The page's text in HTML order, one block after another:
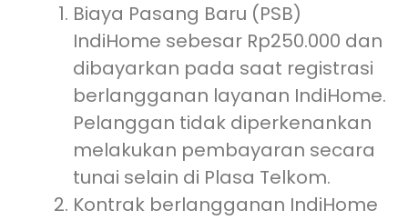
Biaya Pasang Baru (PSB)
IndiHome sebesar Rp250.000 dan
dibayarkan pada saat registrasi
berlangganan layanan IndiHome.
Pelanggan tidak diperkenankan
melakukan pembayaran secara
tunai selain di Plasa Telkom.
Kontrak berlangganan IndiHome